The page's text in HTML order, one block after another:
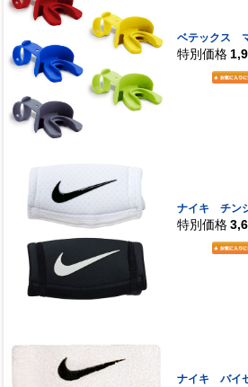
ベテックス
特別価格
ナイキ チン
特別価格
ナイキ バイ